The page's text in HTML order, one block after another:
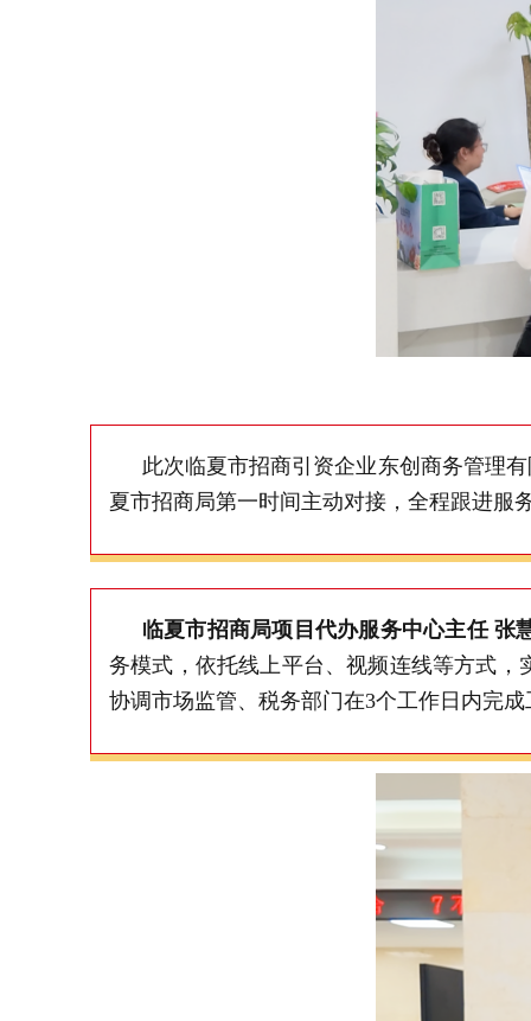
此次临夏市招商引资企业东创商务管理
夏市招商局第一时间主动对接，全程跟进服
临夏市招商局项目代办服务中心主任张
务模式，依托线上平台、视频连线等方式
协调市场监管、税务部门在3个工作日内完